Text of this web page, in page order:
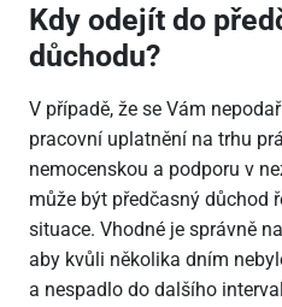
Kdy odejít do
důchodu?
V případě, že se Vám
pracovní uplatnění na trhu
nemocenskou a podporu v
může být předčasný důchod
situace. Vhodné je správně
aby kvůli několika dním
a nespadlo do dalšího